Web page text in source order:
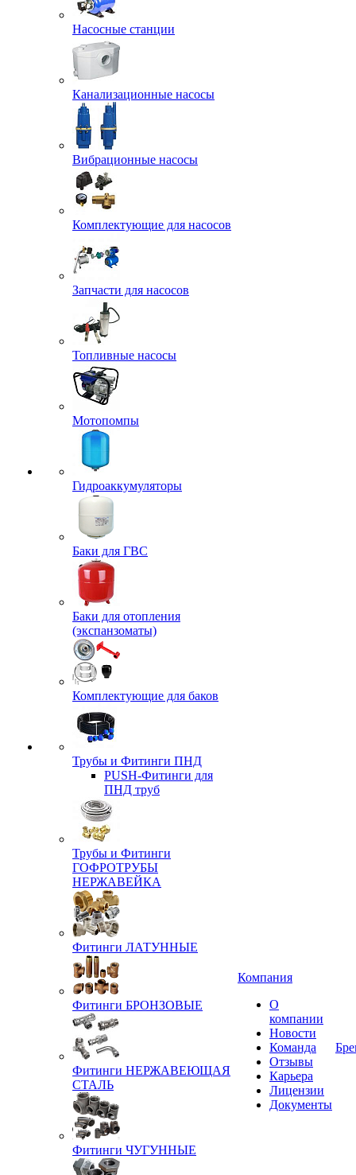
Насосные станции
Канализационные насосы
Вибрационные насосы
Комплектующие для насосов
Запчасти для насосов
Топливные насосы
Мотопомпы
Гидроаккумуляторы
Баки для ГВС
Баки для отопления
(экспанзоматы)
Комплектующие для баков
Трубы и Фитинги ПНД
PUSH-Фитинги для
ПНД труб
Трубы и Фитинги
ГОФРОТРУБЫ
НЕРЖАВЕЙКА
Фитинги ЛАТУННЫЕ
Фитинги БРОНЗОВЫЕ
Фитинги НЕРЖАВЕЮЩАЯ
СТАЛЬ
Фитинги ЧУГУННЫЕ
Компания
О
компании
Новости
Команда
Отзывы
Карьера
Лицензии
Документы